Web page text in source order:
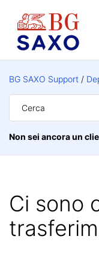
BG SAXO Support
Non sei ancora un
Ci sono